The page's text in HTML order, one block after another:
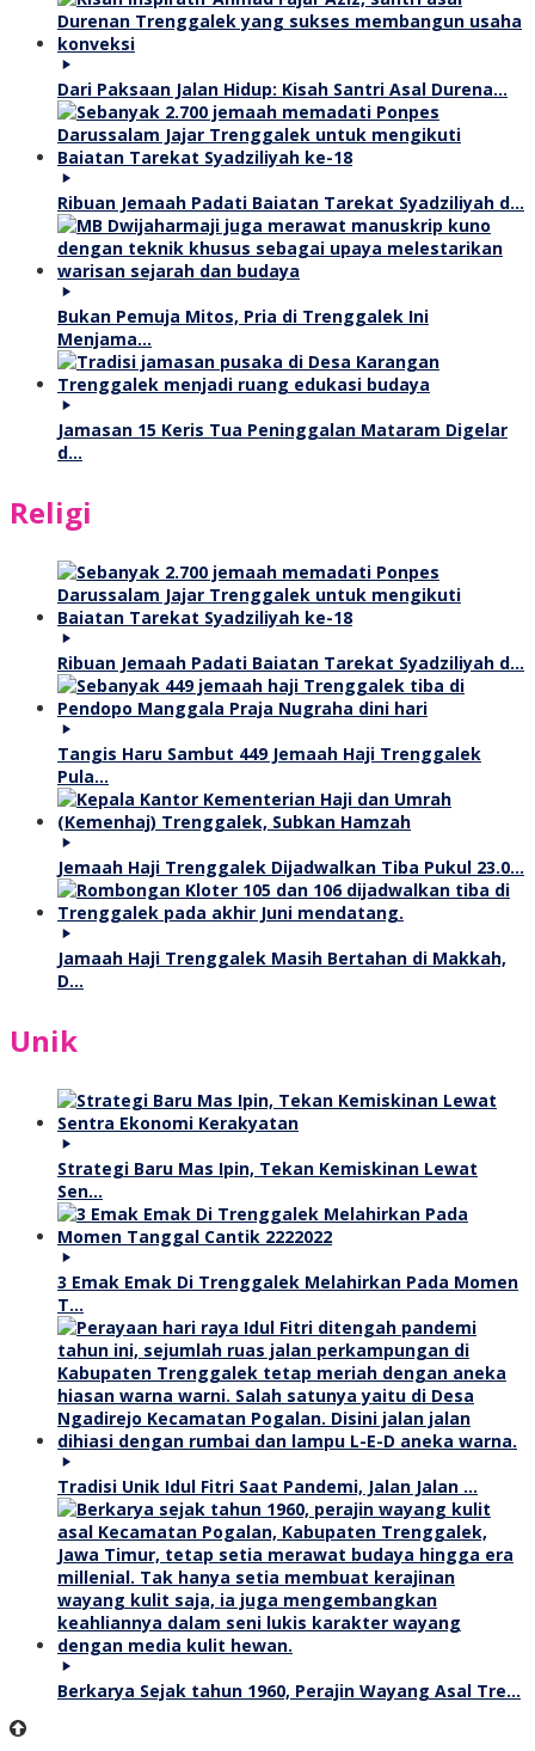
Dari Paksaan Jalan Hidup: Kisah Santri Asal Durena…
Ribuan Jemaah Padati Baiatan Tarekat Syadziliyah d…
Bukan Pemuja Mitos, Pria di Trenggalek Ini
Menjama…
Jamasan 15 Keris Tua Peninggalan Mataram Digelar
d…
Religi
Ribuan Jemaah Padati Baiatan Tarekat Syadziliyah d…
Tangis Haru Sambut 449 Jemaah Haji Trenggalek
Pula…
Jemaah Haji Trenggalek Dijadwalkan Tiba Pukul 23.0…
Jamaah Haji Trenggalek Masih Bertahan di Makkah,
D…
Unik
Strategi Baru Mas Ipin, Tekan Kemiskinan Lewat
Sen…
3 Emak Emak Di Trenggalek Melahirkan Pada Momen
T…
Tradisi Unik Idul Fitri Saat Pandemi, Jalan Jalan …
Berkarya Sejak tahun 1960, Perajin Wayang Asal Tre…